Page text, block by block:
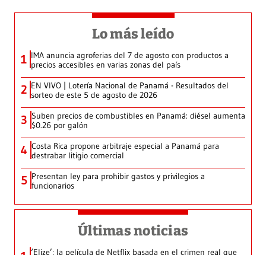
Lo más leído
1 IMA anuncia agroferias del 7 de agosto con productos a
precios accesibles en varias zonas del país
2 EN VIVO | Lotería Nacional de Panamá - Resultados del
sorteo de este 5 de agosto de 2026
3 Suben precios de combustibles en Panamá: diésel aumenta
$0.26 por galón
4 Costa Rica propone arbitraje especial a Panamá para
destrabar litigio comercial
5 Presentan ley para prohibir gastos y privilegios a
funcionarios
Últimas noticias
‘Elize’: la película de Netflix basada en el crimen real que